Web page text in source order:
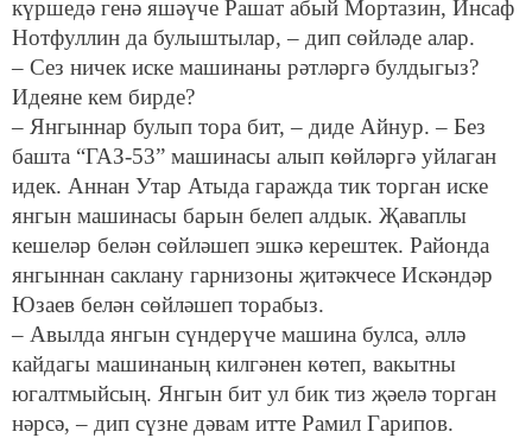
күршедә генә яшәүче Рашат абый Мортазин, Инсаф
Нотфуллин да булыштылар, – дип сөйләде алар.
– Сез ничек иске машинаны рәтләргә булдыгыз?
Идеяне кем бирде?
– Янгыннар булып тора бит, – диде Айнур. – Без
башта “ГАЗ-53” машинасы алып көйләргә уйлаган
идек. Аннан Утар Атыда гаражда тик торган иске
янгын машинасы барын белеп алдык. Җаваплы
кешеләр белән сөйләшеп эшкә керештек. Районда
янгыннан саклану гарнизоны җитәкчесе Искәндәр
Юзаев белән сөйләшеп торабыз.
– Авылда янгын сүндерүче машина булса, әллә
кайдагы машинаның килгәнен көтеп, вакытны
югалтмыйсың. Янгын бит ул бик тиз җәелә торган
нәрсә, – дип сүзне дәвам итте Рамил Гарипов.